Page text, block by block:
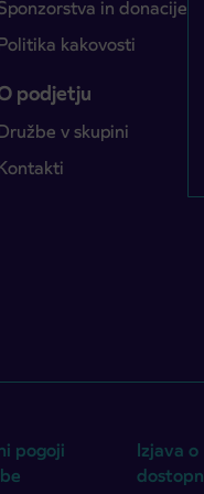
in donacije
kakovosti
podjetju
v skupini
pogoji
Izjava o